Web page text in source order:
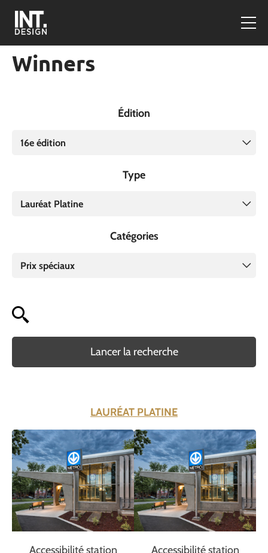
Winners
Édition
16e édition
Type
Lauréat Platine
Catégories
Prix spéciaux
Lancer la recherche
LAURÉAT PLATINE
Accessibilité station
Accessibilité station